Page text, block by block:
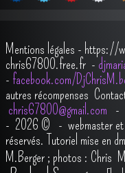
Mentions légales - https://
chris67800.free.fr -
- facebook.com/
autres récompenses
chris67800@gmail.com -
- 2026 © - webmaster et
réservés. Tutoriel mise en
M.Berger ; photos : Chris